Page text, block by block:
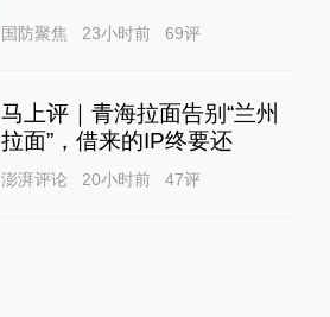
国防聚焦 23小时前 69评
马上评｜青海拉面告别“兰州
拉面”，借来的IP终要还
澎湃评论 20小时前 47评